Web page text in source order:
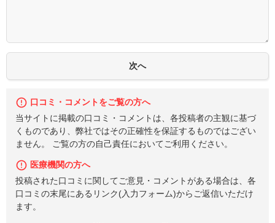
口コミ・コメントをご覧の方へ
当サイトに掲載の口コミ・コメントは、各投稿者の主観に基づ
くものであり、弊社ではその正確性を保証するものではござい
ません。 ご覧の方の自己責任においてご利用ください。
医療機関の方へ
投稿された口コミに関してご意見・コメントがある場合は、各
口コミの末尾にあるリンク(入力フォーム)からご返信いただけ
ます。